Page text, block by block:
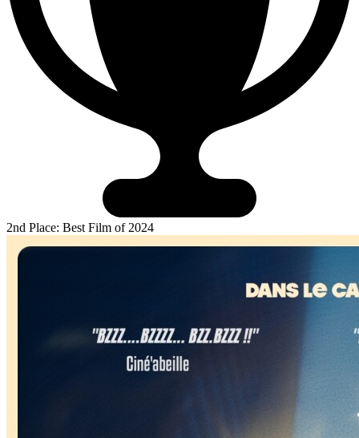
2nd Place: Best Film of 2024